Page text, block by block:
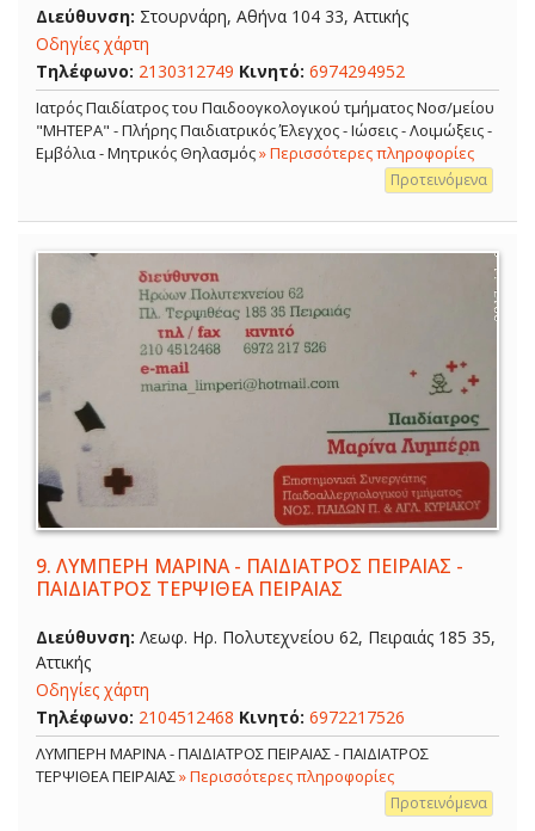
Διεύθυνση: Στουρνάρη, Αθήνα 104 33, Αττικής
Οδηγίες χάρτη
Τηλέφωνο: 2130312749 Κινητό: 6974294952
Ιατρός Παιδίατρος του Παιδοογκολογικού τμήματος Νοσ/μείου
"ΜΗΤΕΡΑ" - Πλήρης Παιδιατρικός Έλεγχος - Ιώσεις - Λοιμώξεις -
Εμβόλια - Μητρικός Θηλασμός» Περισσότερες πληροφορίες
Προτεινόμενα
9. ΛΥΜΠΕΡΗ ΜΑΡΙΝΑ - ΠΑΙΔΙΑΤΡΟΣ ΠΕΙΡΑΙΑΣ -
ΠΑΙΔΙΑΤΡΟΣ ΤΕΡΨΙΘΕΑ ΠΕΙΡΑΙΑΣ
Διεύθυνση: Λεωφ. Ηρ. Πολυτεχνείου 62, Πειραιάς 185 35,
Αττικής
Οδηγίες χάρτη
Τηλέφωνο: 2104512468 Κινητό: 6972217526
ΛΥΜΠΕΡΗ ΜΑΡΙΝΑ - ΠΑΙΔΙΑΤΡΟΣ ΠΕΙΡΑΙΑΣ - ΠΑΙΔΙΑΤΡΟΣ
ΤΕΡΨΙΘΕΑ ΠΕΙΡΑΙΑΣ» Περισσότερες πληροφορίες
Προτεινόμενα